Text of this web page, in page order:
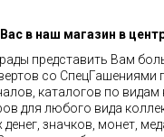
в наш магазин в
представить Вам
со СпецГашениями
каталогов по
для любого вида
значков, монет,